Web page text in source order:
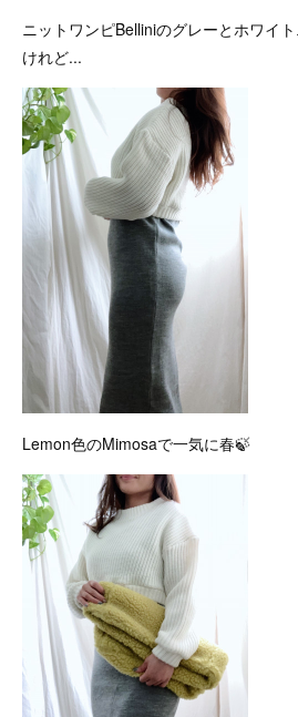
ニットワンピBelliniのグレーとホワイ
けれど...
Lemon色のMimosaで一気に春🍃